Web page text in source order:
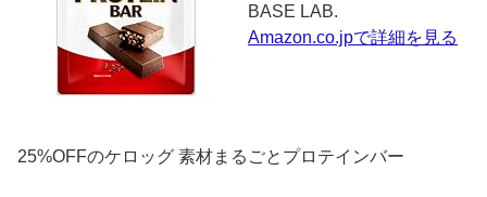
BASE LAB.
Amazon.co.jpで詳細を見る
25%OFFのケロッグ 素材まるごとプロテインバー